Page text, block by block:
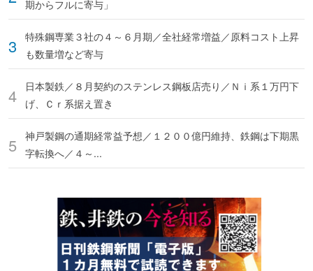
期からフルに寄与」
特殊鋼専業３社の４～６月期／全社経常増益／原料コスト上昇
も数量増など寄与
日本製鉄／８月契約のステンレス鋼板店売り／Ｎｉ系１万円下
げ、Ｃｒ系据え置き
神戸製鋼の通期経常益予想／１２００億円維持、鉄鋼は下期黒
字転換へ／４～...